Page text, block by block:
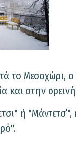
το Μεσοχώρι, ο
και στην
ή